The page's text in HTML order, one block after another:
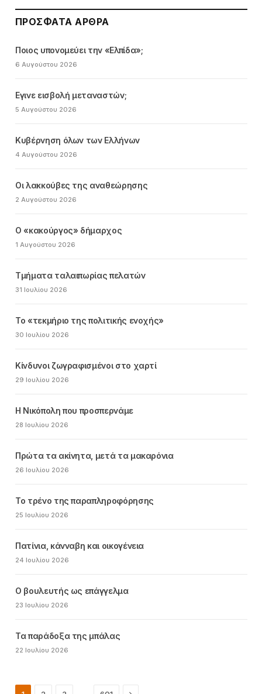
ΠΡΌΣΦΑΤΑ ΆΡΘΡΑ
Ποιος υπονομεύει την «Ελπίδα»;
6 Αυγούστου 2026
Εγινε εισβολή μεταναστών;
5 Αυγούστου 2026
Κυβέρνηση όλων των Ελλήνων
4 Αυγούστου 2026
Οι λακκούβες της αναθεώρησης
2 Αυγούστου 2026
Ο «κακούργος» δήμαρχος
1 Αυγούστου 2026
Τμήματα ταλαιπωρίας πελατών
31 Ιουλίου 2026
Το «τεκμήριο της πολιτικής ενοχής»
30 Ιουλίου 2026
Κίνδυνοι ζωγραφισμένοι στο χαρτί
29 Ιουλίου 2026
Η Νικόπολη που προσπερνάμε
28 Ιουλίου 2026
Πρώτα τα ακίνητα, μετά τα μακαρόνια
26 Ιουλίου 2026
Το τρένο της παραπληροφόρησης
25 Ιουλίου 2026
Πατίνια, κάνναβη και οικογένεια
24 Ιουλίου 2026
Ο βουλευτής ως επάγγελμα
23 Ιουλίου 2026
Τα παράδοξα της μπάλας
22 Ιουλίου 2026